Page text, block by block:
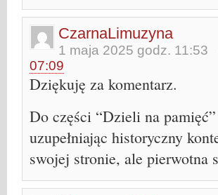
CzarnaLimuzyna
1 maja 2025 godz. 11:53
07:09
Dziękuję za komentarz.
Do części “Dzieli na
uzupełniając historyczny
swojej stronie, ale pierwotna